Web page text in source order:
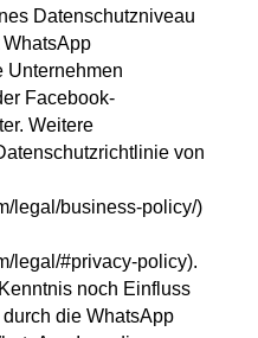
Datenschutzniveau
Unternehmen
Facebook-
Weitere
von
legal/business-policy/)
legal/#privacy-policy).
noch Einfluss
die WhatsApp